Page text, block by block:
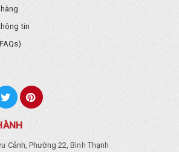
tin
Cảnh, Phường 22, Bình Thạnh